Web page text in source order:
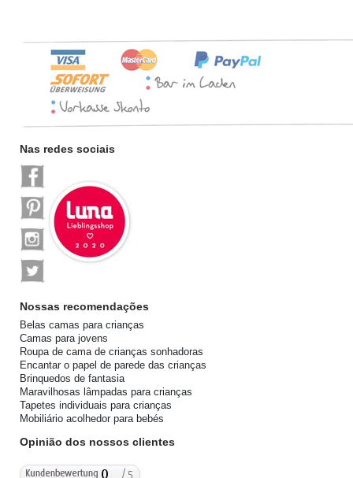
Nas redes sociais
Nossas recomendações
Belas camas para crianças
Camas para jovens
Roupa de cama de crianças sonhadoras
Encantar o papel de parede das crianças
Brinquedos de fantasia
Maravilhosas lâmpadas para crianças
Tapetes individuais para crianças
Mobiliário acolhedor para bebés
Opinião dos nossos clientes